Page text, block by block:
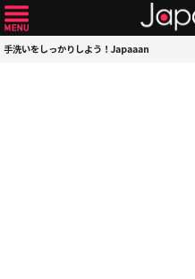
手洗いをしっかりしよう！Japaaan